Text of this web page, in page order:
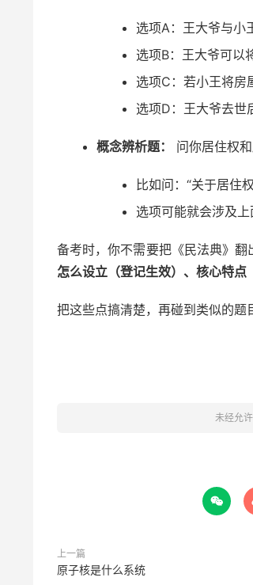
选项A：王大爷与小
选项B：王大爷可以
选项C：若小王将房
选项D：王大爷去世
概念辨析题： 问你居住权
比如问：“关于居住
选项可能就会涉及
备考时，你不需要把《民法典》翻
怎么设立（登记生效）、核心特点
把这些点搞清楚，再碰到类似的题
未经允许

上一篇
原子核是什么系统